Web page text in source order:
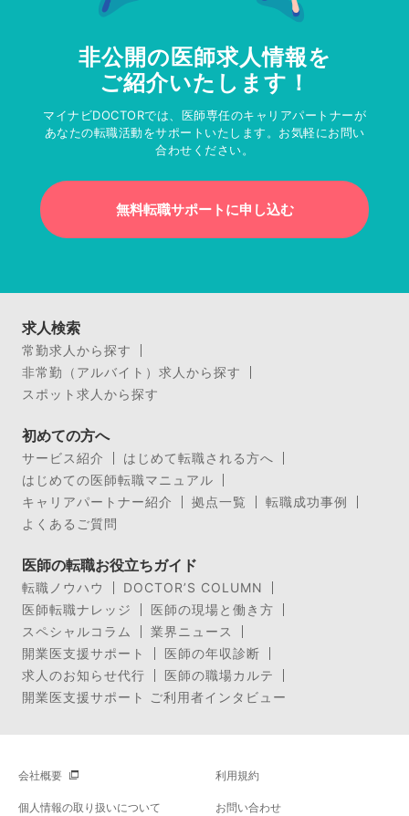
非公開の医師求人情報を
ご紹介いたします！
マイナビDOCTORでは、医師専任のキャリアパートナーが
あなたの転職活動をサポートいたします。お気軽にお問い
合わせください。
無料転職サポートに申し込む
求人検索
常勤求人から探す
非常勤（アルバイト）求人から探す
スポット求人から探す
初めての方へ
サービス紹介
はじめて転職される方へ
はじめての医師転職マニュアル
キャリアパートナー紹介
拠点一覧
転職成功事例
よくあるご質問
医師の転職お役立ちガイド
転職ノウハウ
DOCTOR’S COLUMN
医師転職ナレッジ
医師の現場と働き方
スペシャルコラム
業界ニュース
開業医支援サポート
医師の年収診断
求人のお知らせ代行
医師の職場カルテ
開業医支援サポート ご利用者インタビュー
会社概要 利用規約
個人情報の取り扱いについて お問い合わせ